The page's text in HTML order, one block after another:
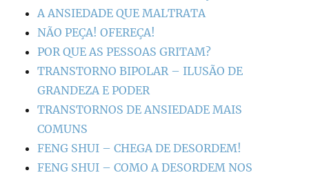
A ANSIEDADE QUE MALTRATA
NÃO PEÇA! OFEREÇA!
POR QUE AS PESSOAS GRITAM?
TRANSTORNO BIPOLAR – ILUSÃO DE
GRANDEZA E PODER
TRANSTORNOS DE ANSIEDADE MAIS
COMUNS
FENG SHUI – CHEGA DE DESORDEM!
FENG SHUI – COMO A DESORDEM NOS